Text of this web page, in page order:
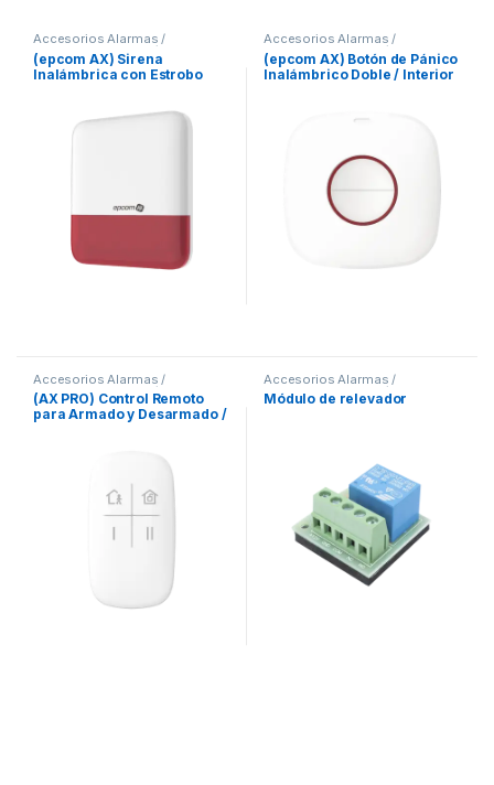
Accesorios Alarmas /
Domotica Alarmas / Casa
Inteligente
(epcom AX) Sirena
Inalámbrica con Estrobo
Accesorios Alarmas /
Domotica Alarmas / Casa
Inteligente
(epcom AX) Botón de Pánico
Inalámbrico Doble / Interior
Accesorios Alarmas /
Domotica Alarmas / Casa
Inteligente
(AX PRO) Control Remoto
para Armado y Desarmado /
Accesorios Alarmas /
Domotica , Alarmas / Casa
Inteligente
Módulo de relevador